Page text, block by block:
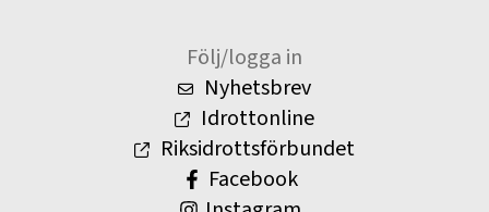
Följ/logga in
Nyhetsbrev
Idrottonline
Riksidrottsförbundet
Facebook